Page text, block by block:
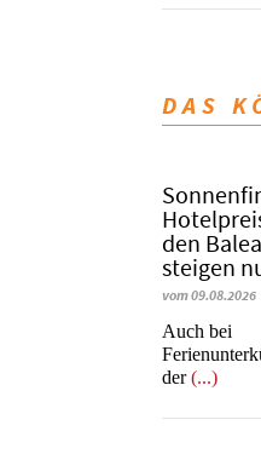
DAS
den
steigen
vom 09.08.2026
Auch bei
der(...)